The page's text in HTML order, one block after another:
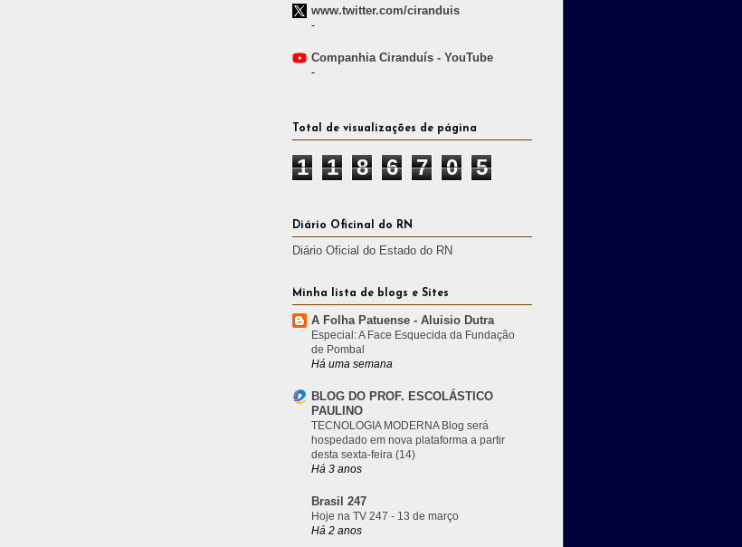
www.twitter.com/ciranduis
-
Companhia Ciranduís - YouTube
-
Total de visualizações de página
1 1 8 6 7 0 5
Diário Oficinal do RN
Diário Oficial do Estado do RN
Minha lista de blogs e Sites
A Folha Patuense - Aluisio Dutra
Especial: A Face Esquecida da Fundação
de Pombal
Há uma semana
BLOG DO PROF. ESCOLÁSTICO
PAULINO
TECNOLOGIA MODERNA Blog será
hospedado em nova plataforma a partir
desta sexta-feira (14)
Há 3 anos
Brasil 247
Hoje na TV 247 - 13 de março
Há 2 anos